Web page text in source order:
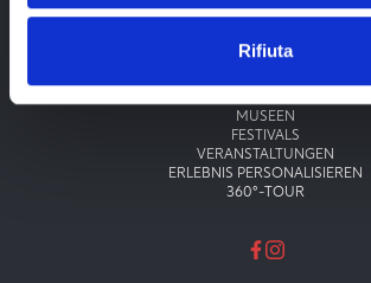
Rifiuta
Menu principale
MUSEEN
FESTIVALS
VERANSTALTUNGEN
ERLEBNIS PERSONALISIEREN
360°-TOUR